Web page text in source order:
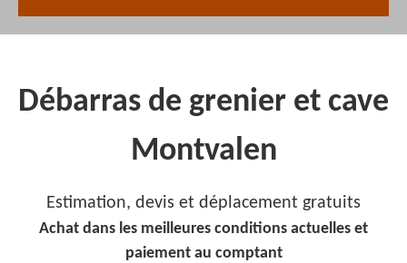
Débarras de grenier et cave
Montvalen
Estimation, devis et déplacement gratuits
Achat dans les meilleures conditions actuelles et
paiement au comptant